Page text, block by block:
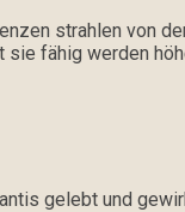
strahlen von
fähig werden
gelebt und